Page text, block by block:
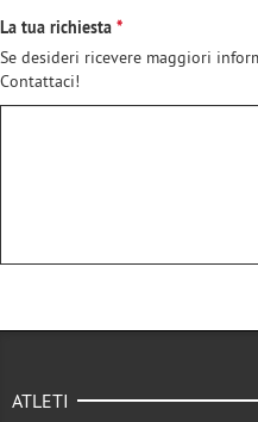
La tua richiesta
Se desideri ricevere maggiori
Contattaci!
ATLETI